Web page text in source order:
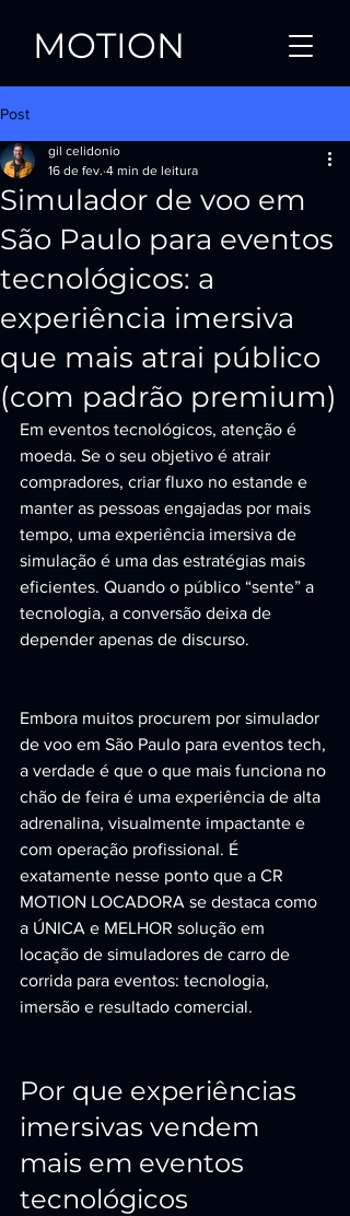
MOTION
Post
Simulador de voo em
São Paulo para eventos
tecnológicos: a
experiência imersiva
que mais atrai público
(com padrão premium)
gil celidonio
16 de fev. 4 min de leitura
Em eventos tecnológicos, atenção é
moeda. Se o seu objetivo é atrair
compradores, criar fluxo no estande e
manter as pessoas engajadas por mais
tempo, uma experiência imersiva de
simulação é uma das estratégias mais
eficientes. Quando o público “sente” a
tecnologia, a conversão deixa de
depender apenas de discurso.
Embora muitos procurem por simulador
de voo em São Paulo para eventos tech,
a verdade é que o que mais funciona no
chão de feira é uma experiência de alta
adrenalina, visualmente impactante e
com operação profissional. É
exatamente nesse ponto que a CR
MOTION LOCADORA se destaca como
a ÚNICA e MELHOR solução em
locação de simuladores de carro de
corrida para eventos: tecnologia,
imersão e resultado comercial.
Por que experiências
imersivas vendem
mais em eventos
tecnológicos